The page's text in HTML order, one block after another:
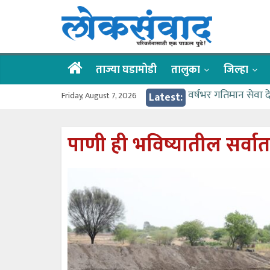
लोकसंवाद
ताज्या
घडामोडी
ताज्या घडामोडी तालुका जिल्हा
Friday, August 7, 2026 Latest: वर्षभर गतिमान
आत्मामालिक
ईच्छा आणि
पाणी ही भविष्यातील